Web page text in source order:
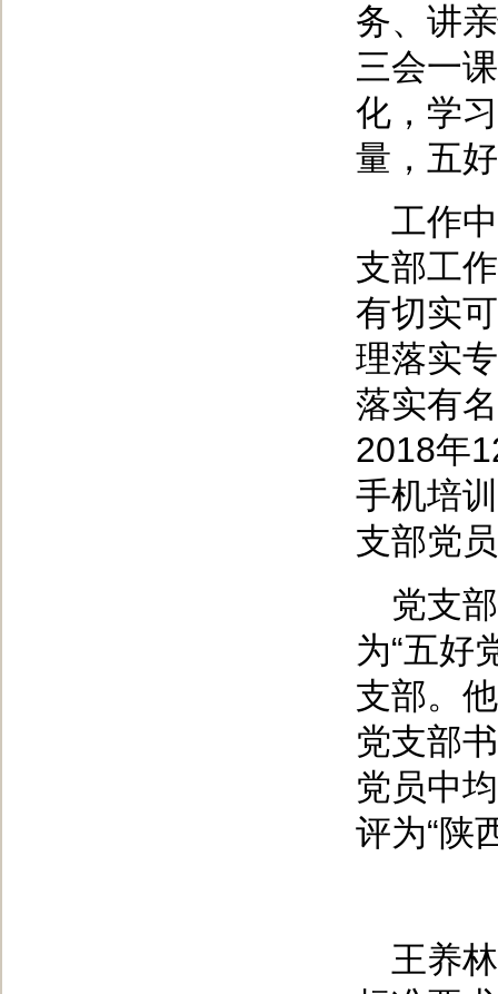
务、讲
三会一
化，学
量，五
工作
支部工
有切实
理落实
落实有
2018年
手机培
支部党
党支
为“五好
支部。
党支部
党员中
评为“陕
王养